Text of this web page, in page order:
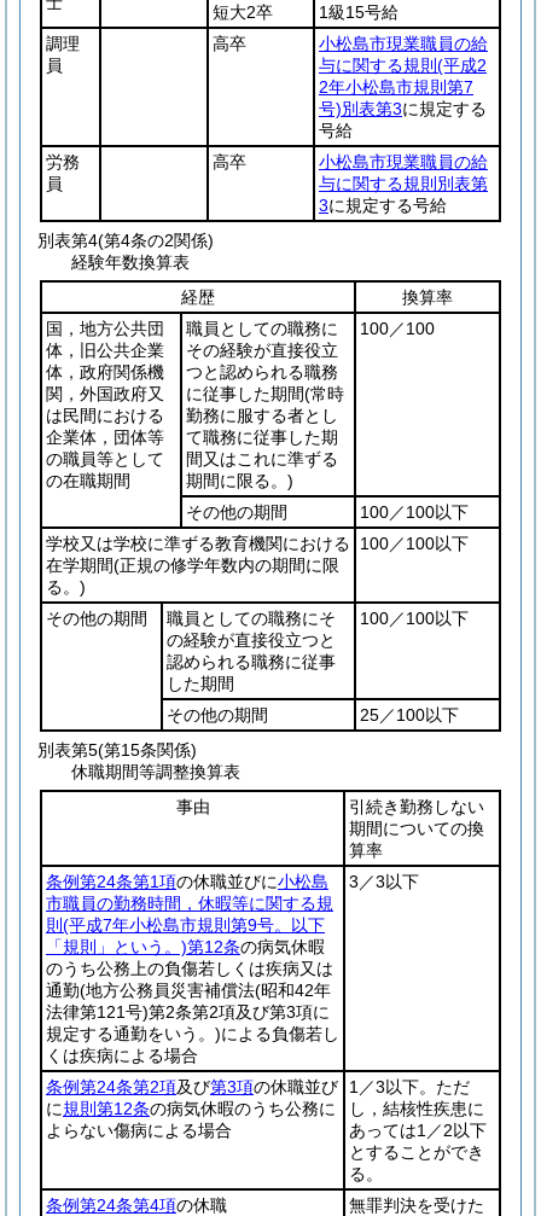
短大2卒
1級15号給
調理
員
高卒
小松島市現業職員の給
与に関する規則 (平成2
2年小松島市規則第7
号)別表第3に規定する
号給
労務
員
高卒
小松島市現業職員の給
与に関する規則別表第
3に規定する号給
別表第4(第4条の2関係)
経験年数換算表
経歴
換算率
国，地方公共団
体，旧公共企業
体，政府関係機
関，外国政府又
は民間における
企業体，団体等
の職員等として
の在職期間
職員としての職務に
その経験が直接役立
つと認められる職務
に従事した期間(常時
勤務に服する者とし
て職務に従事した期
間又はこれに準ずる
期間に限る。)
100／100
その他の期間
100／100以下
学校又は学校に準ずる教育機関における
在学期間(正規の修学年数内の期間に限
る。)
100／100以下
その他の期間
職員としての職務にそ
の経験が直接役立つと
認められる職務に従事
した期間
100／100以下
その他の期間
25／100以下
別表第5(第15条関係)
休職期間等調整換算表
事由
引続き勤務しない
期間についての換
算率
条例第24条第1項の休職並びに小松島
市職員の勤務時間，休暇等に関する規
則 (平成7年小松島市規則第9号。以下
「規則」という。)第12条の病気休暇
のうち公務上の負傷若しくは疾病又は
通勤(地方公務員災害補償法(昭和42年
法律第121号)第2条第2項及び第3項に
規定する通勤をいう。)による負傷若し
くは疾病による場合
3／3以下
条例第24条第2項及び第3項の休職並び
に規則第12条の病気休暇のうち公務に
よらない傷病による場合
1／3以下。ただ
し，結核性疾患に
あっては1／2以下
とすることができ
る。
条例第24条第4項の休職
無罪判決を受けた